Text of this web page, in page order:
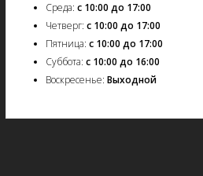
Среда: с 10:00 до 17:00
Четверг: с 10:00 до 17:00
Пятница: с 10:00 до 17:00
Суббота: с 10:00 до 16:00
Воскресенье: Выходной